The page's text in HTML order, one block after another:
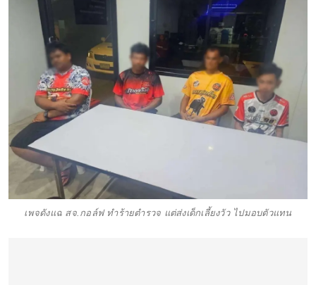
เพจดังแฉ สจ.กอล์ฟ ทำร้ายตำรวจ แต่ส่งเด็กเลี้ยงวัว ไปมอบตัวแทน